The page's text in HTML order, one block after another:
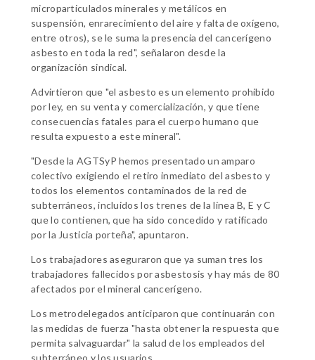
microparticulados minerales y metálicos en
suspensión, enrarecimiento del aire y falta de oxígeno,
entre otros), se le suma la presencia del cancerígeno
asbesto en toda la red", señalaron desde la
organización sindical.
Advirtieron que "el asbesto es un elemento prohibido
por ley, en su venta y comercialización, y que tiene
consecuencias fatales para el cuerpo humano que
resulta expuesto a este mineral".
"Desde la AGTSyP hemos presentado un amparo
colectivo exigiendo el retiro inmediato del asbesto y
todos los elementos contaminados de la red de
subterráneos, incluidos los trenes de la línea B, E y C
que lo contienen, que ha sido concedido y ratificado
por la Justicia porteña", apuntaron.
Los trabajadores aseguraron que ya suman tres los
trabajadores fallecidos por asbestosis y hay más de 80
afectados por el mineral cancerígeno.
Los metrodelegados anticiparon que continuarán con
las medidas de fuerza "hasta obtener la respuesta que
permita salvaguardar" la salud de los empleados del
subterráneo y los usuarios.